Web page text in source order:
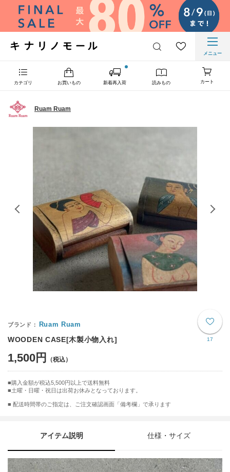
メニュー
カテゴリ お買いもの 新着再入荷 読みもの カート
Ruam Ruam
17
Ruam Ruam
WOODEN CASE[木製小物入れ]
1,500円
購入金額が税込5,500円以上で送料無料
土曜・日曜・祝日は出荷お休みとなっております。
■ 配送時間帯のご指定は、ご注文確認画面「備考欄」で承ります
アイテム説明 仕様・サイズ